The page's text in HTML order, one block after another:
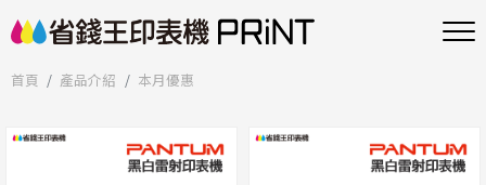
首頁 產品介紹 本月優惠